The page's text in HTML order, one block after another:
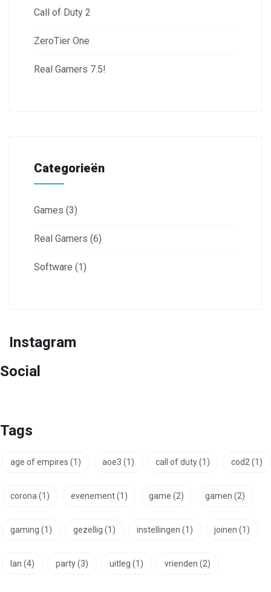
Call of Duty 2
ZeroTier One
Real Gamers 7.5!
Categorieën
Games (3)
Real Gamers (6)
Software (1)
Instagram
Social
Tags
age of empires (1) aoe3 (1) call of duty(1) cod2 (1)
corona (1) evenement(1) game (2) gamen (2)
gaming (1) gezellig (1) instellingen (1) joinen (1)
lan (4) party(3) uitleg (1) vrienden (2)